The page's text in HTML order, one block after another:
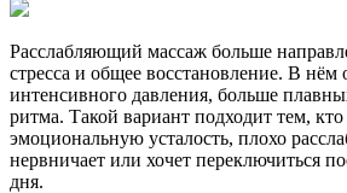
Расслабляющий массаж больше
стресса и общее восстановление. В
интенсивного давления, больше
ритма. Такой вариант подходит тем, кто
эмоциональную усталость, плохо
нервничает или хочет переключиться
дня.